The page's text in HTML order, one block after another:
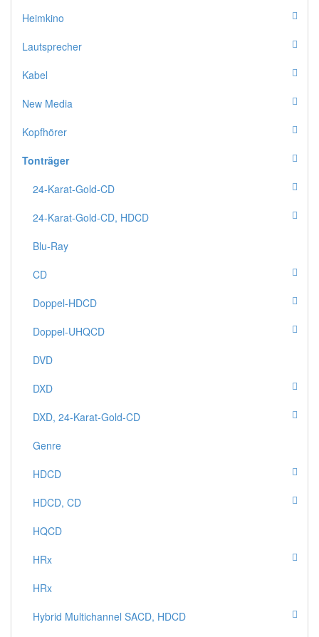
Heimkino
Lautsprecher
Kabel
New Media
Kopfhörer
Tonträger
24-Karat-Gold-CD
24-Karat-Gold-CD, HDCD
Blu-Ray
CD
Doppel-HDCD
Doppel-UHQCD
DVD
DXD
DXD, 24-Karat-Gold-CD
Genre
HDCD
HDCD, CD
HQCD
HRx
HRx
Hybrid Multichannel SACD, HDCD